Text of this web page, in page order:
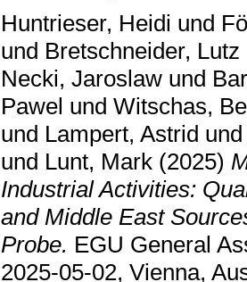
Huntrieser, Heidi und
und Bretschneider, Lutz
Necki, Jaroslaw und
Pawel und Witschas,
und Lampert, Astrid
und Lunt, Mark (2025)
Industrial Activities:
and Middle East
Probe. EGU General
2025-05-02, Vienna,